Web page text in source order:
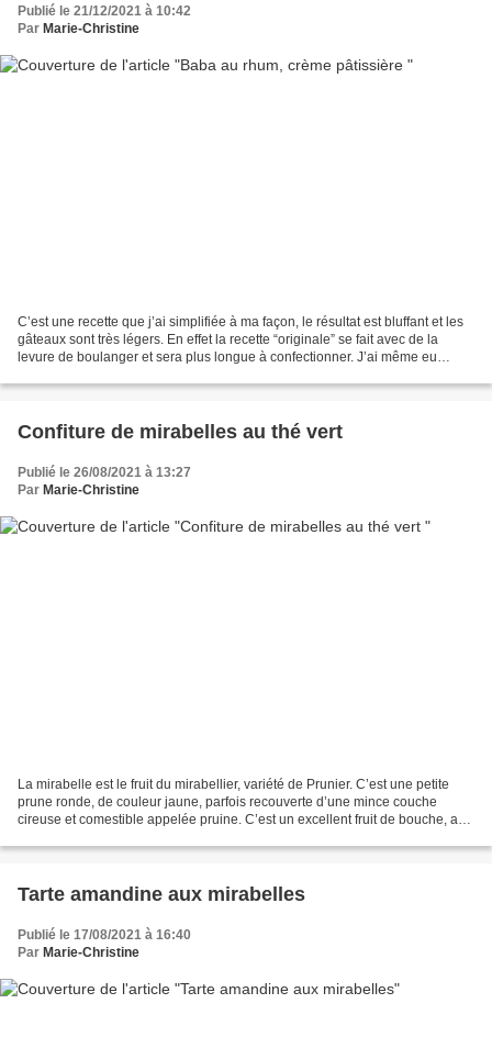
Publié le 21/12/2021 à 10:42
Par Marie-Christine
C’est une recette que j’ai simplifiée à ma façon, le résultat est bluffant et les
gâteaux sont très légers. En effet la recette “originale” se fait avec de la
levure de boulanger et sera plus longue à confectionner. J’ai même eu
Confiture de mirabelles au thé vert
Publié le 26/08/2021 à 13:27
Par Marie-Christine
La mirabelle est le fruit du mirabellier, variété de Prunier. C’est une petite
prune ronde, de couleur jaune, parfois recouverte d’une mince couche
cireuse et comestible appelée pruine. C’est un excellent fruit de bouche, au
Tarte amandine aux mirabelles
Publié le 17/08/2021 à 16:40
Par Marie-Christine